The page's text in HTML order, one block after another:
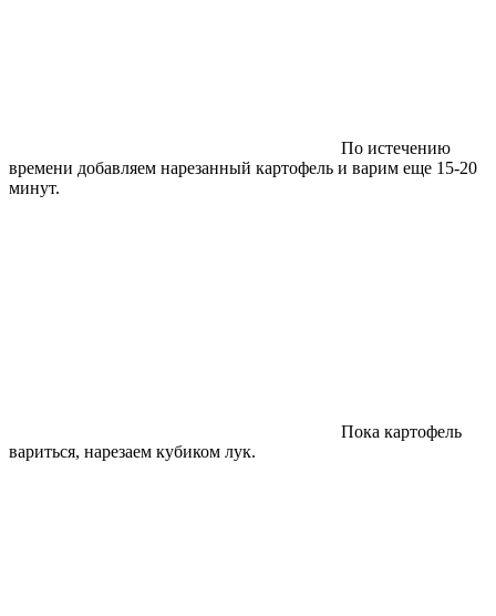
По истечению
времени добавляем нарезанный картофель и варим еще 15-20
минут.
Пока картофель
вариться, нарезаем кубиком лук.